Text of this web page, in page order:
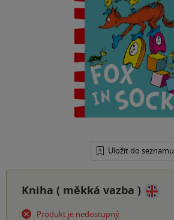
Uložit do seznamu
Kniha ( měkká vazba )
Produkt je nedostupný.